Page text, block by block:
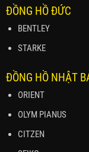
ĐỒNG HỒ ĐỨC
BENTLEY
STARKE
ĐỒNG HỒ NHẬT
ORIENT
OLYM PIANUS
CITZEN